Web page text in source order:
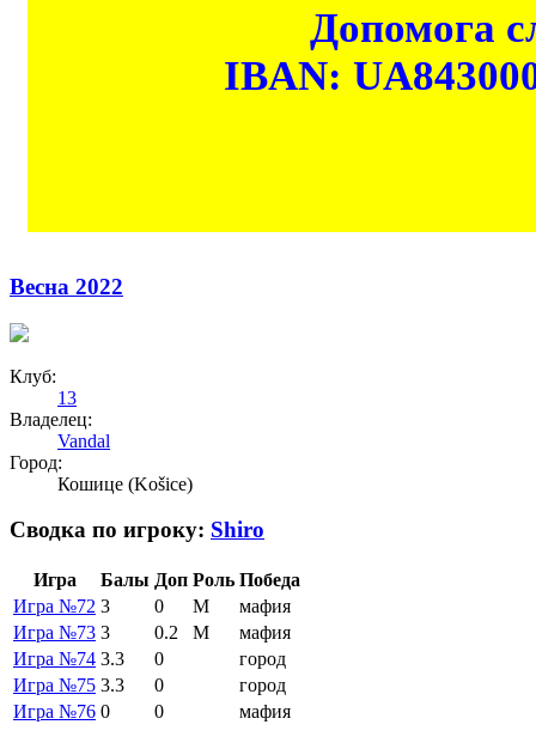
Допомога
IBAN:
Весна 2022
Клуб:
13
Владелец:
Vandal
Город:
Кошице (Košice)
Сводка по игроку: Shiro
Игра Балы Доп Роль Победа
Игра №72 3 0 М
мафия
Игра №73 3 0.2 М
мафия
Игра №74 3.3 0
город
Игра №75 3.3 0
город
Игра №76 0 0 мафия